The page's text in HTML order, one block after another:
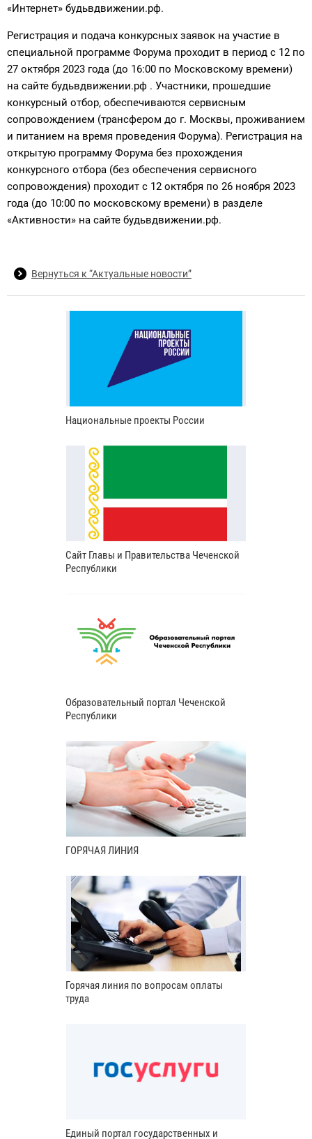
«Интернет» будьвдвижении.рф.
Регистрация и подача конкурсных заявок на участие в
специальной программе Форума проходит в период с 12 по
27 октября 2023 года (до 16:00 по Московскому времени)
на сайте будьвдвижении.рф . Участники, прошедшие
конкурсный отбор, обеспечиваются сервисным
сопровождением (трансфером до г. Москвы, проживанием
и питанием на время проведения Форума). Регистрация на
открытую программу Форума без прохождения
конкурсного отбора (без обеспечения сервисного
сопровождения) проходит с 12 октября по 26 ноября 2023
года (до 10:00 по московскому времени) в разделе
«Активности» на сайте будьвдвижении.рф.
Вернуться к “Актуальные новости”
Национальные проекты России
Сайт Главы и Правительства Чеченской
Республики
Образовательный портал Чеченской
Республики
ГОРЯЧАЯ ЛИНИЯ
Горячая линия по вопросам оплаты
труда
Единый портал государственных и